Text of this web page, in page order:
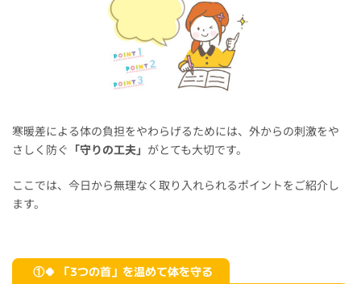
寒暖差による体の負担をやわらげるためには、外からの刺激をや
さしく防ぐ 「守りの工夫」 がとても大切です。
ここでは、今日から無理なく取り入れられるポイントをご紹介し
ます。
①🍀 「3つの首」を温めて体を守る